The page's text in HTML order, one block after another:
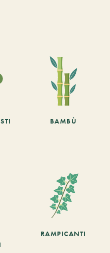
BAMBÙ
RAMPICANTI